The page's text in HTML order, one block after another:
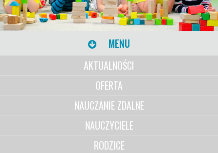
MENU
AKTUALNOŚCI
OFERTA
NAUCZANIE ZDALNE
NAUCZYCIELE
RODZICE